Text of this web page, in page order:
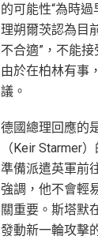
的可能性“為時
理朔爾茨認為目
不合適”，不能接
由於在柏林有事
議。
德國總理回應的
（Keir Starmer
準備派遣英軍前
強調，他不會輕
關重要。斯塔默
發動新一輪攻擊